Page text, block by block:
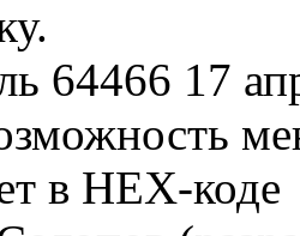
64466 17
в HEX-коде